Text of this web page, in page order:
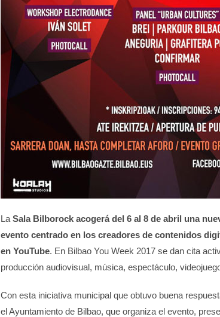
La Sala Bilborock acogerá del 6 al 8 de abril una
evento centrado en los creadores de contenidos
en YouTube. En Bilbao You Week 2017 se dan cita
producción audiovisual, música, espectáculo,
Con esta iniciativa municipal que obtuvo buena
el Ayuntamiento de Bilbao, que organiza el evento,